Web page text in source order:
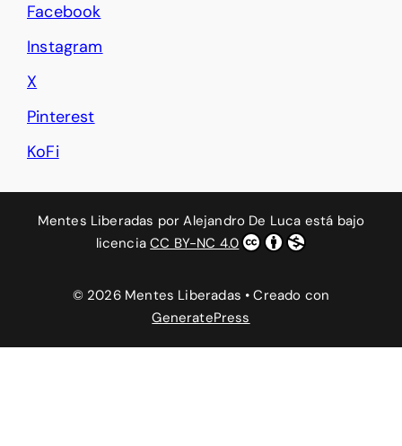
Facebook
Instagram
X
Pinterest
KoFi
Mentes Liberadas porAlejandro De Luca está bajo
licenciaCC BY-NC 4.0
© 2026 Mentes Liberadas • Creado con
GeneratePress